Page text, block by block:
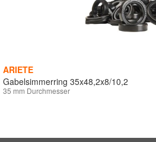
ARIETE
Gabelsimmerring 35x48,2x8/10,2
35 mm Durchmesser